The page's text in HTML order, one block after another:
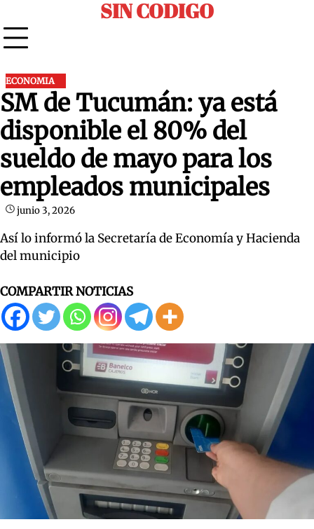
to
content
SIN CODIGO
ECONOMIA
SM de Tucumán: ya está
disponible el 80% del
sueldo de mayo para los
empleados municipales
junio 3, 2026
Así lo informó la Secretaría de Economía y Hacienda
del municipio
COMPARTIR NOTICIAS